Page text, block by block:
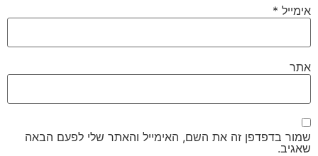
אימייל *
אתר
שמור בדפדפן זה את השם, האימייל והאתר שלי לפעם הבאה
שאגיב.